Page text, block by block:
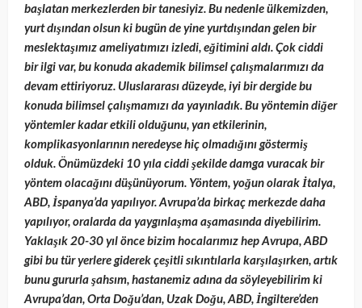
başlatan merkezlerden bir tanesiyiz. Bu nedenle ülkemizden,
yurt dışından olsun ki bugün de yine yurtdışından gelen bir
meslektaşımız ameliyatımızı izledi, eğitimini aldı. Çok ciddi
bir ilgi var, bu konuda akademik bilimsel çalışmalarımızı da
devam ettiriyoruz. Uluslararası düzeyde, iyi bir dergide bu
konuda bilimsel çalışmamızı da yayınladık. Bu yöntemin diğer
yöntemler kadar etkili olduğunu, yan etkilerinin,
komplikasyonlarının neredeyse hiç olmadığını göstermiş
olduk. Önümüzdeki 10 yıla ciddi şekilde damga vuracak bir
yöntem olacağını düşünüyorum. Yöntem, yoğun olarak İtalya,
ABD, İspanya’da yapılıyor. Avrupa’da birkaç merkezde daha
yapılıyor, oralarda da yaygınlaşma aşamasında diyebilirim.
Yaklaşık 20-30 yıl önce bizim hocalarımız hep Avrupa, ABD
gibi bu tür yerlere giderek çeşitli sıkıntılarla karşılaşırken, artık
bunu gururla şahsım, hastanemiz adına da söyleyebilirim ki
Avrupa’dan, Orta Doğu’dan, Uzak Doğu, ABD, İngiltere’den